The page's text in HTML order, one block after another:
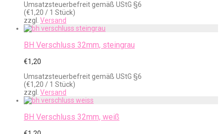
Umsatzsteuerbefreit gemäß UStG §6
(€1,20 / 1 Stück)
zzgl. Versand
BH Verschluss 32mm, steingrau
€1,20
Umsatzsteuerbefreit gemäß UStG §6
(€1,20 / 1 Stück)
zzgl. Versand
BH Verschluss 32mm, weiß